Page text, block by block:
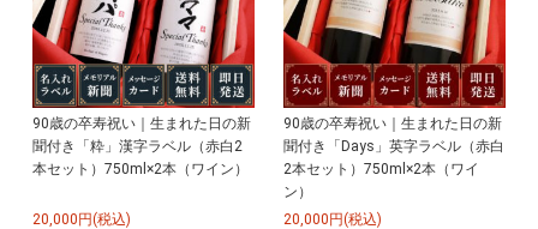
90歳の卒寿祝い｜生まれた日の新
聞付き「粋」漢字ラベル（赤白2
本セット）750ml×2本（ワイン）
20,000円(税込)
90歳の卒寿祝い｜生まれた日の新
聞付き「Days」英字ラベル（赤白
2本セット）750ml×2本（ワイ
ン）
20,000円(税込)